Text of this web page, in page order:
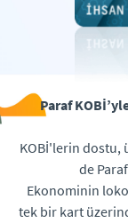
Paraf
KOBİ'lerin dostu,
de
Ekonominin
tek bir kart